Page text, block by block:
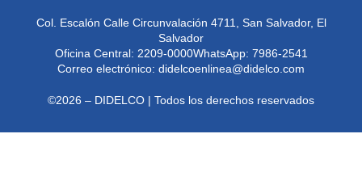
Col. Escalón Calle Circunvalación 4711, San Salvador, El
Salvador
Oficina Central: 2209-0000WhatsApp: 7986-2541
Correo electrónico: didelcoenlinea@didelco.com
©2026 – DIDELCO | Todos los derechos reservados